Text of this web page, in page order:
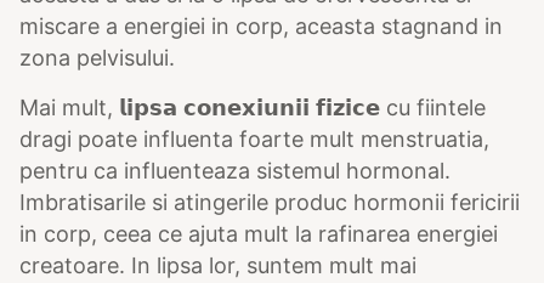
miscare a energiei in corp, aceasta stagnand in
zona pelvisului.
Mai mult, 𝗹𝗶𝗽𝘀𝗮 𝗰𝗼𝗻𝗲𝘅𝗶𝘂𝗻𝗶𝗶 𝗳𝗶𝘇𝗶𝗰𝗲 cu fiintele
dragi poate influenta foarte mult menstruatia,
pentru ca influenteaza sistemul hormonal.
Imbratisarile si atingerile produc hormonii fericirii
in corp, ceea ce ajuta mult la rafinarea energiei
creatoare. In lipsa lor, suntem mult mai